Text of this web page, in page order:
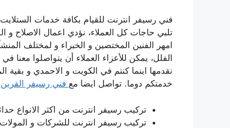
فني رسيفر انترنت للقيام بكافة خدمات
تلبي حاجات كل العملاء، نؤدي اعمال الاصلاح و
امهر الفنين المختصين و الخبراء و لمختلف
الفلل، يمكن للأعزاء العملاء أن يتواصلوا
نقدمها اينما كنتم في الكويت و الاحمدي و بقية
خدمتكم دوما. تواصل ايضا مع فني رسيفر القرين
تركيب رسيفر انترنت من اكثر الانواع
تركيب رسيفر انترنت للشركات و المولات